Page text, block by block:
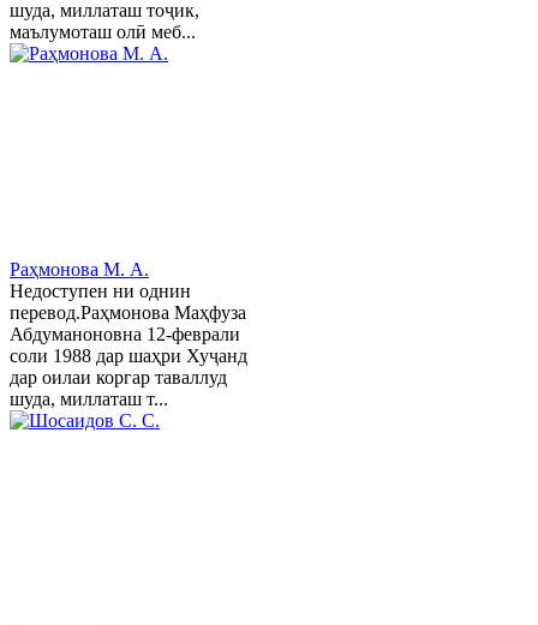
шуда, миллаташ тоҷик,
маълумоташ олӣ меб...
Раҳмонова М. А.
Недоступен ни однин
перевод.Раҳмонова Маҳфуза
Абдуманоновна 12-феврали
соли 1988 дар шаҳри Хуҷанд
дар оилаи коргар таваллуд
шуда, миллаташ т...